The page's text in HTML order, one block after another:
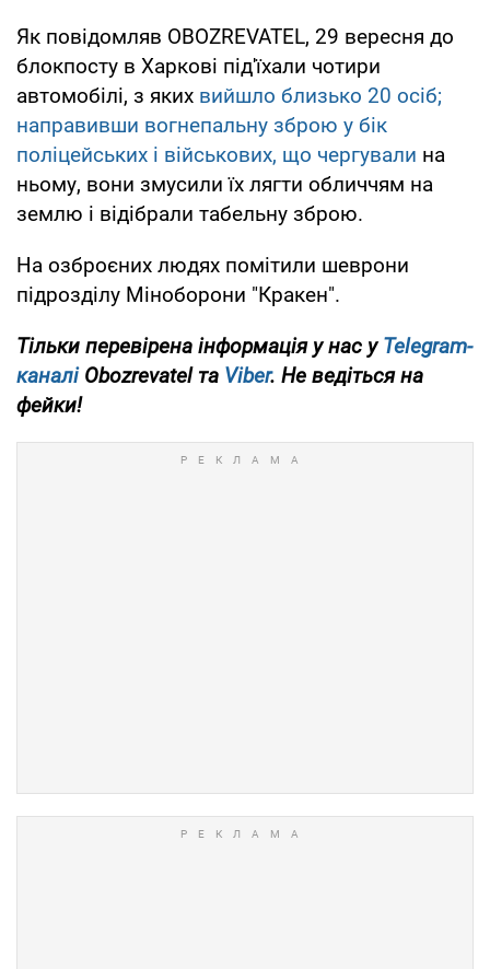
Як повідомляв OBOZREVATEL, 29 вересня до
блокпосту в Харкові під'їхали чотири
автомобілі, з яких вийшло близько 20 осіб;
направивши вогнепальну зброю у бік
поліцейських і військових, що чергували на
ньому, вони змусили їх лягти обличчям на
землю і відібрали табельну зброю.
На озброєних людях помітили шеврони
підрозділу Міноборони "Кракен".
Тільки перевірена інформація у нас уTelegram-
каналіObozrevatel та Viber. Не ведіться на
фейки!